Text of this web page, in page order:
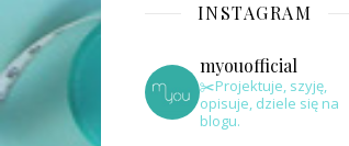
INSTAGRAM
myouofficial
✂️Projektuje, szyję,
opisuje, dziele się na
blogu.